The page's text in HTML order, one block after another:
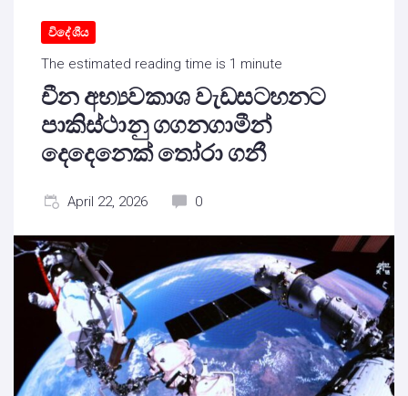
විදේශීය
The estimated reading time is 1 minute
චීන අභ්‍යවකාශ වැඩසටහනට
පාකිස්ථානු ගගනගාමීන්
දෙදෙනෙක් තෝරා ගනී
April 22, 2026 0